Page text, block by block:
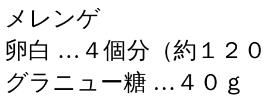
メレンゲ
卵白 …４個分（約１２
グラニュー糖 …４０ｇ